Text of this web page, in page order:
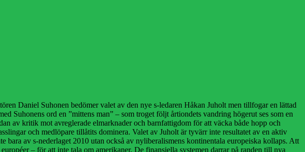
Daniel Suhonen bedömer valet av den nye s-ledaren Håkan Juholt men tillfogar en lättad
Suhonens ord en ”mittens man” – som troget följt årtiondets vandring högerut ses som en
av kritik mot avreglerade elmarknader och barnfattigdom för att väcka både hopp och
och medlöpare tillåtits dominera. Valet av Juholt är tyvärr inte resultatet av en aktiv
av s-nederlaget 2010 utan också av nyliberalismens kontinentala europeiska kollaps. Att
– för att inte tala om amerikaner. De finansiella systemen darrar på randen till nya